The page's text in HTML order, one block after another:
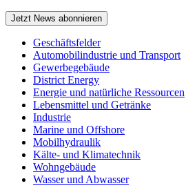
Jetzt News abonnieren
Geschäftsfelder
Automobilindustrie und Transport
Gewerbegebäude
District Energy
Energie und natürliche Ressourcen
Lebensmittel und Getränke
Industrie
Marine und Offshore
Mobilhydraulik
Kälte- und Klimatechnik
Wohngebäude
Wasser und Abwasser